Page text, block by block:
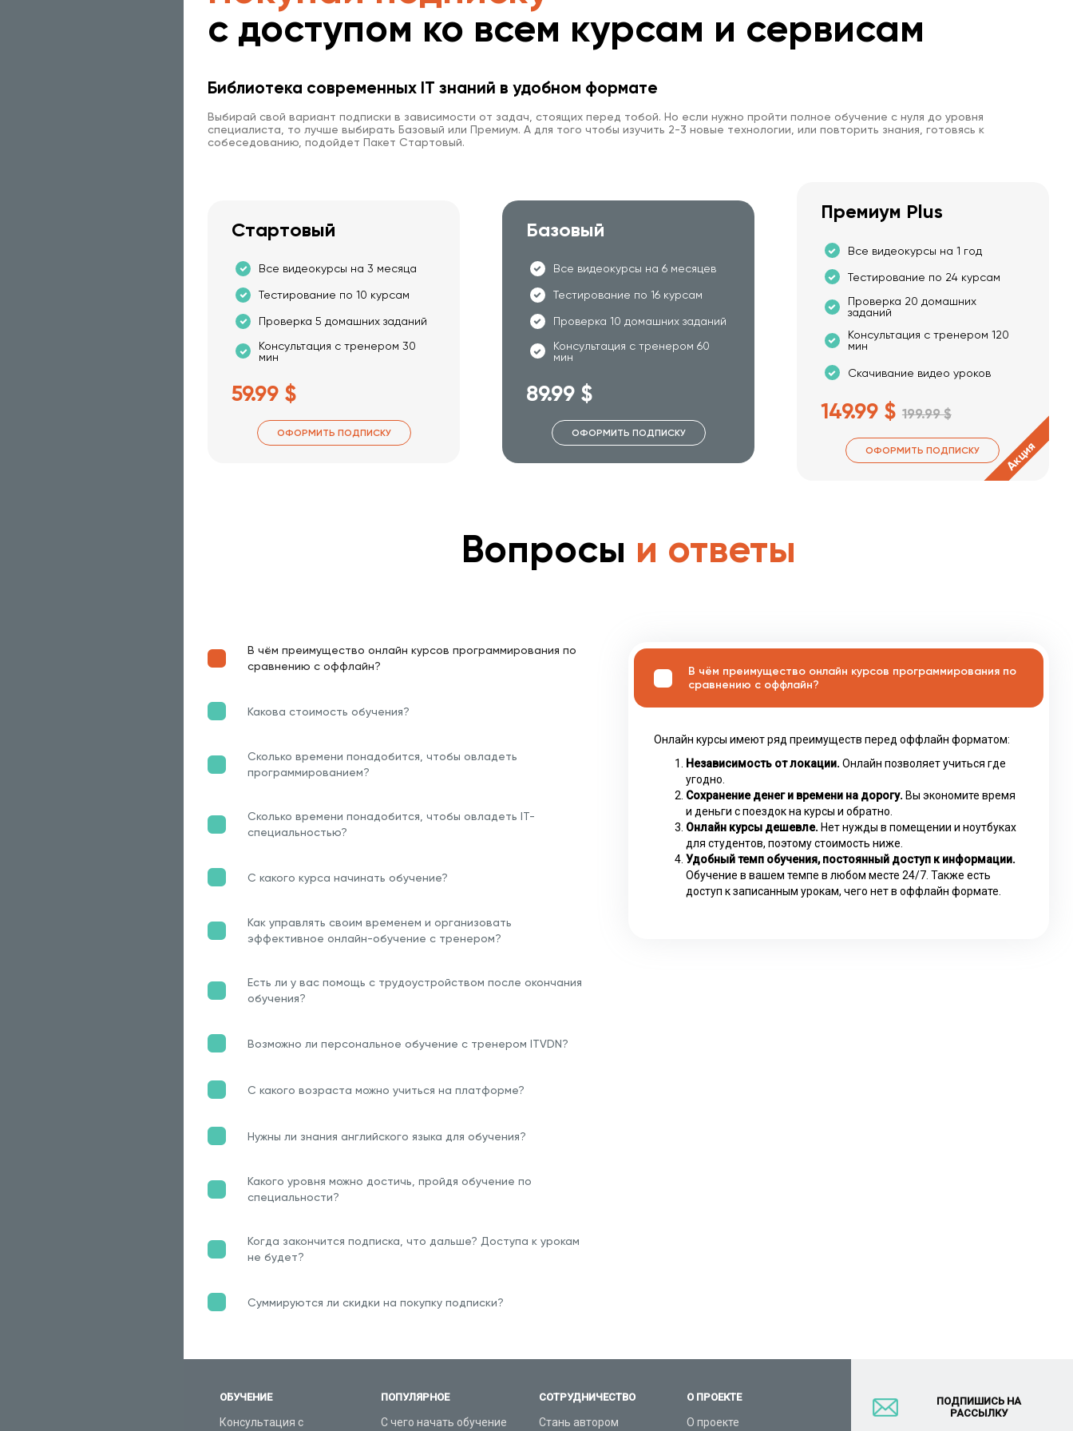
с доступом ко всем курсам и сервисам
Библиотека современных IT знаний в удобном формате
Выбирай свой вариант подписки в зависимости от задач, стоящих перед тобой. Но если нужно пройти полное обучение с нуля до уровня
специалиста, то лучше выбирать Базовый или Премиум. А для того чтобы изучить 2-3 новые технологии, или повторить знания, готовясь к
собеседованию, подойдет Пакет Стартовый.
Стартовый
Все видеокурсы на 3 месяца
Тестирование по 10 курсам
Проверка 5 домашних заданий
Консультация с тренером 30
мин
59.99 $
ОФОРМИТЬ ПОДПИСКУ
Базовый
Все видеокурсы на 6 месяцев
Тестирование по 16 курсам
Проверка 10 домашних заданий
Консультация с тренером 60
мин
89.99 $
ОФОРМИТЬ ПОДПИСКУ
Премиум Plus
Все видеокурсы на 1 год
Тестирование по 24 курсам
Проверка 20 домашних
заданий
Консультация с тренером 120
мин
Скачивание видео уроков
149.99 $ 199.99 $
ОФОРМИТЬ ПОДПИСКУ Акция
Вопросы и ответы
В чём преимущество онлайн курсов программирования по
сравнению с оффлайн?
Какова стоимость обучения?
Сколько времени понадобится, чтобы овладеть
программированием?
Сколько времени понадобится, чтобы овладеть IT-
специальностью?
С какого курса начинать обучение?
Как управлять своим временем и организовать
эффективное онлайн-обучение с тренером?
Есть ли у вас помощь с трудоустройством после окончания
обучения?
Возможно ли персональное обучение с тренером ITVDN?
С какого возраста можно учиться на платформе?
Нужны ли знания английского языка для обучения?
Какого уровня можно достичь, пройдя обучение по
специальности?
Когда закончится подписка, что дальше? Доступа к урокам
не будет?
Суммируются ли скидки на покупку подписки?
В чём преимущество онлайн курсов программирования по
сравнению с оффлайн?
Онлайн курсы имеют ряд преимуществ перед оффлайн форматом:
Независимость от локации. Онлайн позволяет учиться где
угодно.
Сохранение денег и времени на дорогу. Вы экономите время
и деньги с поездок на курсы и обратно.
Онлайн курсы дешевле. Нет нужды в помещении и ноутбуках
для студентов, поэтому стоимость ниже.
Удобный темп обучения, постоянный доступ к информации.
Обучение в вашем темпе в любом месте 24/7. Также есть
доступ к записанным урокам, чего нет в оффлайн формате.
ОБУЧЕНИЕ
Консультация с
ПОПУЛЯРНОЕ
С чего начать обучение
СОТРУДНИЧЕСТВО
Стань автором
О ПРОЕКТЕ
О проекте
ПОДПИШИСЬ НА
РАССЫЛКУ